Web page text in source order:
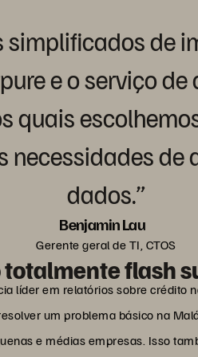
simplificados de
e o serviço
quais
necessidades de
dados.”
Benjamin Lau
Gerente geral de TI, CTOS
totalmente flash
líder em relatórios sobre crédito
um problema básico na
e médias empresas. Isso